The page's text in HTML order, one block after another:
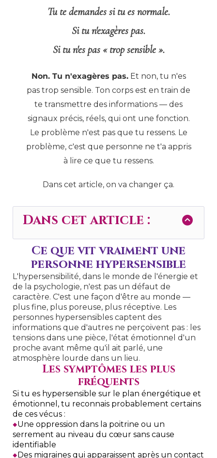
Tu te demandes si tu es normale.
Si tu n'exagères pas.
Si tu n'es pas « trop sensible ».
Non. Tu n'exagères pas.Et non, tu n'es
pas trop sensible. Ton corps est en train de
te transmettre des informations — des
signaux précis, réels, qui ont une fonction.
Le problème n'est pas que tu ressens. Le
problème, c'est que personne ne t'a appris
à lire ce que tu ressens.
Dans cet article, on va changer ça.
Dans cet article :
Ce que vit vraiment une
personne hypersensible
L'hypersensibilité, dans le monde de l'énergie et
de la psychologie, n'est pas un défaut de
caractère. C'est une façon d'être au monde —
plus fine, plus poreuse, plus réceptive. Les
personnes hypersensibles captent des
informations que d'autres ne perçoivent pas : les
tensions dans une pièce, l'état émotionnel d'un
proche avant même qu'il ait parlé, une
atmosphère lourde dans un lieu.
Les symptômes les plus
fréquents
Si tu es hypersensible sur le plan énergétique et
émotionnel, tu reconnais probablement certains
de ces vécus :
◆Une oppression dans la poitrine ou un
serrement au niveau du cœur sans cause
identifiable
◆Des migraines qui apparaissent après un contact